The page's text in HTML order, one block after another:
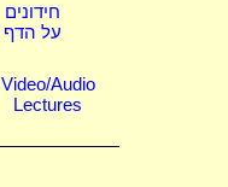
חידונים
על הדף
Video/Audio
Lectures